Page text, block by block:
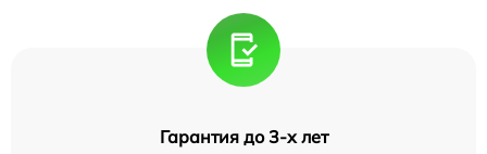
Гарантия до 3-х лет